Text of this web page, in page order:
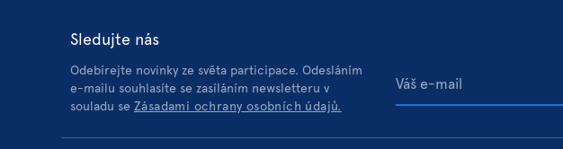
Sledujte nás
Odebírejte novinky ze světa participace. Odesláním
e-mailu souhlasíte se zasíláním newsletteru v
souladu se Zásadami ochrany osobních údajů.